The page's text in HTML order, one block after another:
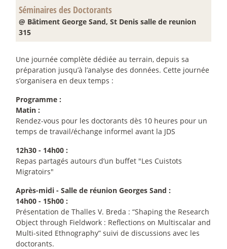
Séminaires des Doctorants
@ Bâtiment George Sand, St Denis salle de reunion
315
Une journée complète dédiée au terrain, depuis sa
préparation jusqu’à l’analyse des données. Cette journée
s’organisera en deux temps :
Programme :
Matin :
Rendez-vous pour les doctorants dès 10 heures pour un
temps de travail/échange informel avant la JDS
12h30 - 14h00 :
Repas partagés autours d’un buffet "Les Cuistots
Migratoirs"
Après-midi - Salle de réunion Georges Sand :
14h00 - 15h00 :
Présentation de Thalles V. Breda : “Shaping the Research
Object through Fieldwork : Reflections on Multiscalar and
Multi-sited Ethnography” suivi de discussions avec les
doctorants.